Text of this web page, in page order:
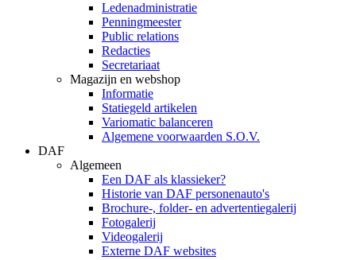
Ledenadministratie
Penningmeester
Public relations
Redacties
Secretariaat
Magazijn en webshop
Informatie
Statiegeld artikelen
Variomatic balanceren
Algemene voorwaarden S.O.V.
DAF
Algemeen
Een DAF als klassieker?
Historie van DAF personenauto's
Brochure-, folder- en advertentiegalerij
Fotogalerij
Videogalerij
Externe DAF websites